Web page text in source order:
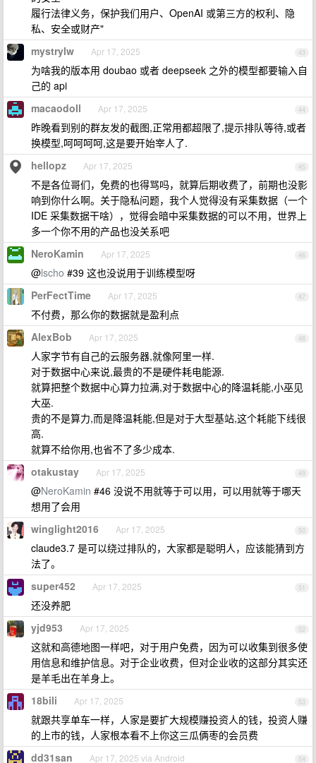
履行法律义务，保护我们用户、OpenAI 或第三方的权利、隐
私、安全或财产"
43
mystrylw Apr 17, 2025
为啥我的版本用 doubao 或者 deepseek 之外的模型都要输入自
己的 api
44
macaodoll Apr 17, 2025
昨晚看到别的群友发的截图,正常用都超限了,提示排队等待,或者
换模型,呵呵呵呵,这是要开始宰人了.
45
hellopz Apr 17, 2025
不是各位哥们，免费的也得骂吗，就算后期收费了，前期也没影
响到你什么啊。关于隐私问题，我个人觉得没有采集数据（一个
IDE 采集数据干啥），觉得会暗中采集数据的可以不用，世界上
多一个你不用的产品也没关系吧
46
NeroKamin Apr 17, 2025
@lscho #39 这也没说用于训练模型呀
47
PerFectTime Apr 17, 2025
不付费，那么你的数据就是盈利点
48
AlexBob Apr 17, 2025
人家字节有自己的云服务器,就像阿里一样.
对于数据中心来说,最贵的不是硬件耗电能源.
就算把整个数据中心算力拉满,对于数据中心的降温耗能,小巫见
大巫.
贵的不是算力,而是降温耗能,但是对于大型基站,这个耗能下线很
高.
就算不给你用,也省不了多少成本.
49
otakustay Apr 17, 2025
@NeroKamin #46 没说不用就等于可以用，可以用就等于哪天
想用了会用
50
winglight2016 Apr 17, 2025
claude3.7 是可以绕过排队的，大家都是聪明人，应该能猜到方
法了。
51
super452 Apr 17, 2025
还没养肥
52
yjd953 Apr 17, 2025
这就和高德地图一样吧，对于用户免费，因为可以收集到很多使
用信息和维护信息。对于企业收费，但对企业收的这部分其实还
是羊毛出在羊身上。
53
18bili Apr 17, 2025
就跟共享单车一样，人家是要扩大规模赚投资人的钱，投资人赚
的上市的钱，人家根本看不上你这三瓜俩枣的会员费
54
dd31san Apr 17, 2025 via Android